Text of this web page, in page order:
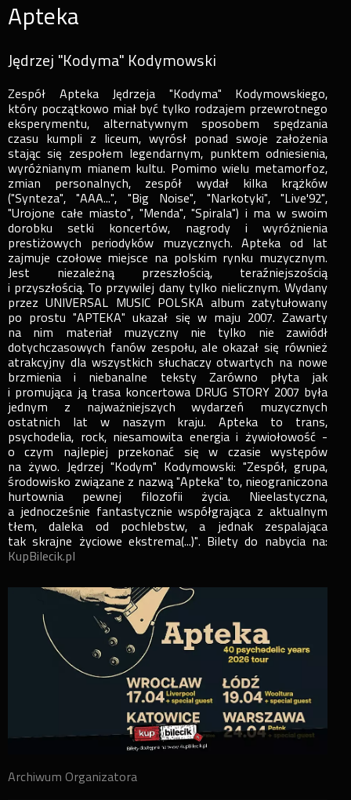
Apteka
Jędrzej "Kodyma" Kodymowski
Zespół Apteka Jędrzeja "Kodyma" Kodymowskiego,
który początkowo miał być tylko rodzajem przewrotnego
eksperymentu, alternatywnym sposobem spędzania
czasu kumpli z liceum, wyrósł ponad swoje założenia
stając się zespołem legendarnym, punktem odniesienia,
wyróżnianym mianem kultu. Pomimo wielu metamorfoz,
zmian personalnych, zespół wydał kilka krążków
("Synteza", "AAA...", "Big Noise", "Narkotyki", "Live'92",
"Urojone całe miasto", "Menda", "Spirala") i ma w swoim
dorobku setki koncertów, nagrody i wyróżnienia
prestiżowych periodyków muzycznych. Apteka od lat
zajmuje czołowe miejsce na polskim rynku muzycznym.
Jest niezależną przeszłością, teraźniejszością
i przyszłością. To przywilej dany tylko nielicznym. Wydany
przez UNIVERSAL MUSIC POLSKA album zatytułowany
po prostu "APTEKA" ukazał się w maju 2007. Zawarty
na nim materiał muzyczny nie tylko nie zawiódł
dotychczasowych fanów zespołu, ale okazał się również
atrakcyjny dla wszystkich słuchaczy otwartych na nowe
brzmienia i niebanalne teksty Zarówno płyta jak
i promująca ją trasa koncertowa DRUG STORY 2007 była
jednym z najważniejszych wydarzeń muzycznych
ostatnich lat w naszym kraju. Apteka to trans,
psychodelia, rock, niesamowita energia i żywiołowość -
o czym najlepiej przekonać się w czasie występów
na żywo. Jędrzej "Kodym" Kodymowski: "Zespół, grupa,
środowisko związane z nazwą "Apteka" to, nieograniczona
hurtownia pewnej filozofii życia. Nieelastyczna,
a jednocześnie fantastycznie współgrająca z aktualnym
tłem, daleka od pochlebstw, a jednak zespalająca
tak skrajne życiowe ekstrema(...)". Bilety do nabycia na:
KupBilecik.pl
Archiwum Organizatora